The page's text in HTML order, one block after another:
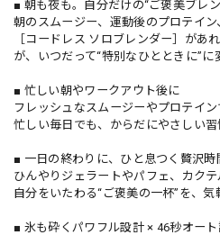
■ 朝も夜も。自分だけの“ご褒美ブレ
朝のスムージー、運動後のプロテイン
［コードレス ソロブレンダー］があ
が、いつだって“特別なひとときに”に
■ 忙しい朝やワークアウト後に
フレッシュなスムージーやプロテイン
忙しい毎日でも、からだにやさしい習
■ 一日の終わりに、ひと息つく贅沢時
ひんやりジェラートやパフェ、カクテ
自分をいたわる“ご褒美の一杯”を、気
■ 氷も砕くパワフル設計 × 46秒オート